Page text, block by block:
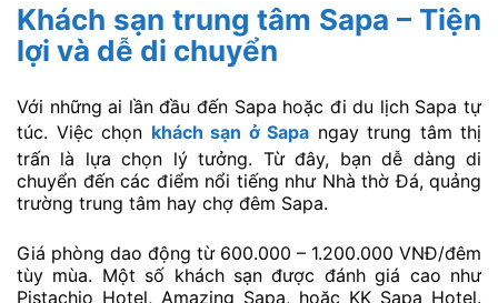
Khách sạn trung tâm Sapa – Tiện
lợi và dễ di chuyển
Với những ai lần đầu đến Sapa hoặc đi du lịch Sapa tự
túc. Việc chọn khách sạn ở Sapa ngay trung tâm thị
trấn là lựa chọn lý tưởng. Từ đây, bạn dễ dàng di
chuyển đến các điểm nổi tiếng như Nhà thờ Đá, quảng
trường trung tâm hay chợ đêm Sapa.
Giá phòng dao động từ 600.000 – 1.200.000 VNĐ/đêm
tùy mùa. Một số khách sạn được đánh giá cao như
Pistachio Hotel, Amazing Sapa, hoặc KK Sapa Hotel.